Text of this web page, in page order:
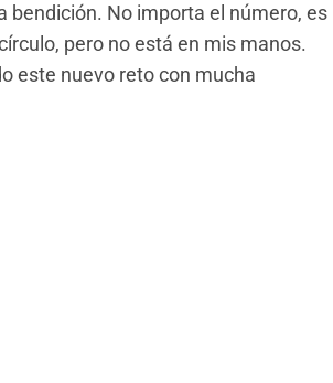
bendición. No importa el número, es
pero no está en mis manos.
este nuevo reto con mucha